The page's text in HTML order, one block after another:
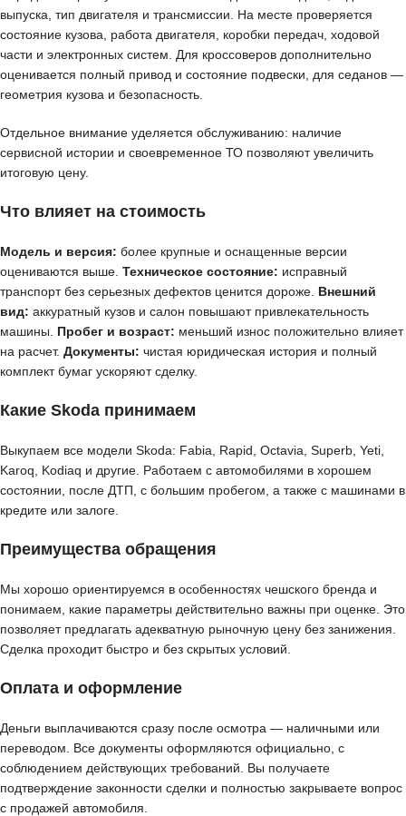
выпуска, тип двигателя и трансмиссии. На месте проверяется
состояние кузова, работа двигателя, коробки передач, ходовой
части и электронных систем. Для кроссоверов дополнительно
оценивается полный привод и состояние подвески, для седанов —
геометрия кузова и безопасность.
Отдельное внимание уделяется обслуживанию: наличие
сервисной истории и своевременное ТО позволяют увеличить
итоговую цену.
Что влияет на стоимость
Модель и версия: более крупные и оснащенные версии
оцениваются выше. Техническое состояние: исправный
транспорт без серьезных дефектов ценится дороже. Внешний
вид: аккуратный кузов и салон повышают привлекательность
машины. Пробег и возраст: меньший износ положительно влияет
на расчет. Документы: чистая юридическая история и полный
комплект бумаг ускоряют сделку.
Какие Skoda принимаем
Выкупаем все модели Skoda: Fabia, Rapid, Octavia, Superb, Yeti,
Karoq, Kodiaq и другие. Работаем с автомобилями в хорошем
состоянии, после ДТП, с большим пробегом, а также с машинами в
кредите или залоге.
Преимущества обращения
Мы хорошо ориентируемся в особенностях чешского бренда и
понимаем, какие параметры действительно важны при оценке. Это
позволяет предлагать адекватную рыночную цену без занижения.
Сделка проходит быстро и без скрытых условий.
Оплата и оформление
Деньги выплачиваются сразу после осмотра — наличными или
переводом. Все документы оформляются официально, с
соблюдением действующих требований. Вы получаете
подтверждение законности сделки и полностью закрываете вопрос
с продажей автомобиля.